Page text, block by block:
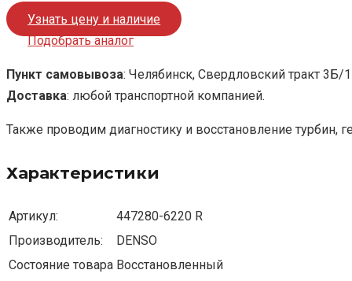
Узнать цену и наличие
Подобрать аналог
Пункт самовывоза: Челябинск, Свердловский тракт 3Б/1
Доставка: любой транспортной компанией.
Также проводим диагностику и восстановление турбин,
Характеристики
Артикул:
447280-6220 R
Производитель:
DENSO
Состояние товара Восстановленный